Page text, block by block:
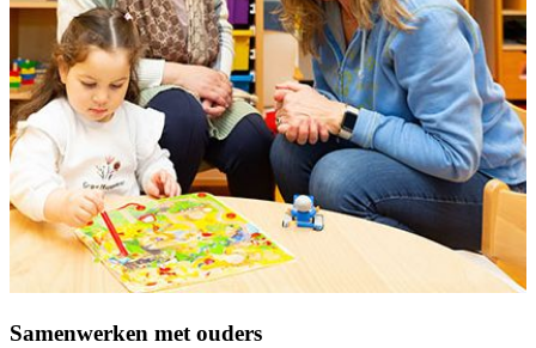
Samenwerken met ouders